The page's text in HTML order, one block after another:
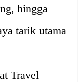
hingga
tarik utama
Travel